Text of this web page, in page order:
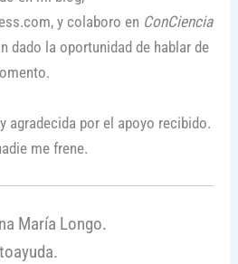
y colaboro en ConCiencia
dado la oportunidad de hablar de
agradecida por el apoyo recibido.
me frene.
María Longo.